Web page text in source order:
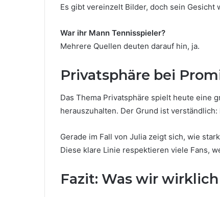
Es gibt vereinzelt Bilder, doch sein Gesicht
War ihr Mann Tennisspieler?
Mehrere Quellen deuten darauf hin, ja.
Privatsphäre bei
Das Thema Privatsphäre spielt heute eine
herauszuhalten. Der Grund ist
Gerade im Fall von Julia zeigt sich, wie
Diese klare Linie respektieren viele Fans,
Fazit: Was wir